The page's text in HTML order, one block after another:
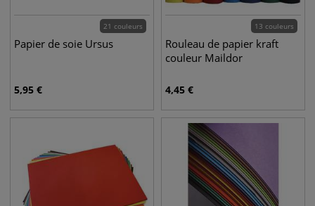
21 couleurs
Papier de soie Ursus
5,95 €
13 couleurs
Rouleau de papier kraft
couleur Maildor
4,45 €